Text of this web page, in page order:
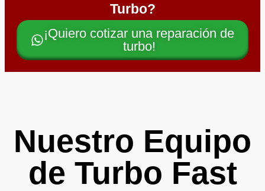
Turbo?
¡Quiero cotizar una reparación de
turbo!
Nuestro Equipo
de Turbo Fast